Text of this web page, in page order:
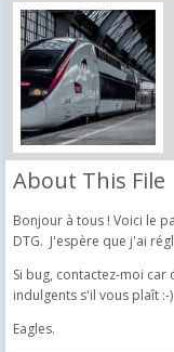
About This File
Bonjour à tous ! Voici le
DTG. J'espère que j'ai
Si bug, contactez-moi
indulgents s'il vous plaît :-)
Eagles.